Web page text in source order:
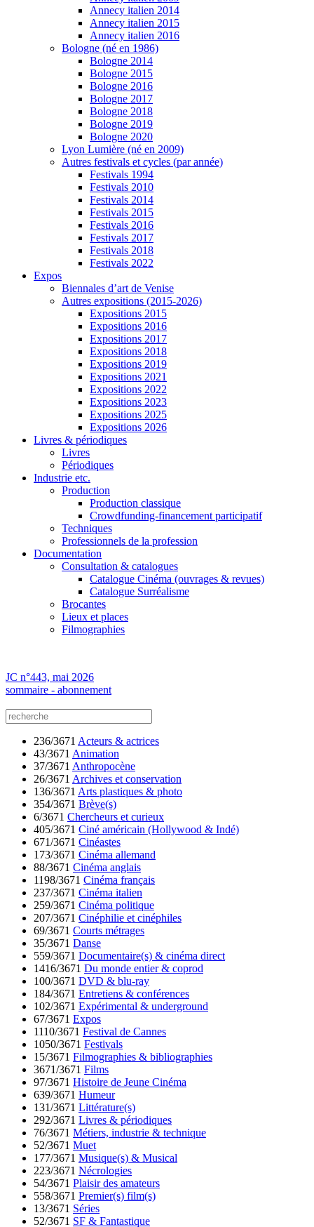
Annecy italien 2014
Annecy italien 2015
Annecy italien 2016
Bologne (né en 1986)
Bologne 2014
Bologne 2015
Bologne 2016
Bologne 2017
Bologne 2018
Bologne 2019
Bologne 2020
Lyon Lumière (né en 2009)
Autres festivals et cycles (par année)
Festivals 1994
Festivals 2010
Festivals 2014
Festivals 2015
Festivals 2016
Festivals 2017
Festivals 2018
Festivals 2022
Expos
Biennales d’art de Venise
Autres expositions (2015-2026)
Expositions 2015
Expositions 2016
Expositions 2017
Expositions 2018
Expositions 2019
Expositions 2021
Expositions 2022
Expositions 2023
Expositions 2025
Expositions 2026
Livres & périodiques
Livres
Périodiques
Industrie etc.
Production
Production classique
Crowdfunding-financement participatif
Techniques
Professionnels de la profession
Documentation
Consultation & catalogues
Catalogue Cinéma (ouvrages & revues)
Catalogue Surréalisme
Brocantes
Lieux et places
Filmographies
JC n°443, mai 2026
sommaire - abonnement
236/3671 Acteurs & actrices
43/3671 Animation
37/3671 Anthropocène
26/3671 Archives et conservation
136/3671 Arts plastiques & photo
354/3671 Brève(s)
6/3671 Chercheurs et curieux
405/3671 Ciné américain (Hollywood & Indé)
671/3671 Cinéastes
173/3671 Cinéma allemand
88/3671 Cinéma anglais
1198/3671 Cinéma français
237/3671 Cinéma italien
259/3671 Cinéma politique
207/3671 Cinéphilie et cinéphiles
69/3671 Courts métrages
35/3671 Danse
559/3671 Documentaire(s) & cinéma direct
1416/3671 Du monde entier & coprod
100/3671 DVD & blu-ray
184/3671 Entretiens & conférences
102/3671 Expérimental & underground
67/3671 Expos
1110/3671 Festival de Cannes
1050/3671 Festivals
15/3671 Filmographies & bibliographies
3671/3671 Films
97/3671 Histoire de Jeune Cinéma
639/3671 Humeur
131/3671 Littérature(s)
292/3671 Livres & périodiques
76/3671 Métiers, industrie & technique
52/3671 Muet
177/3671 Musique(s) & Musical
223/3671 Nécrologies
54/3671 Plaisir des amateurs
558/3671 Premier(s) film(s)
13/3671 Séries
52/3671 SF & Fantastique